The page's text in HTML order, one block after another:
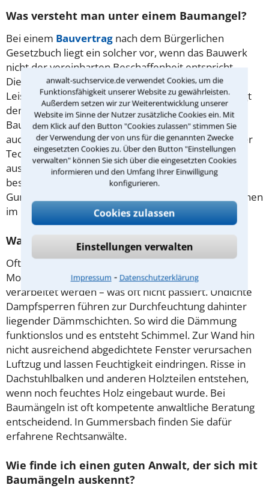
anwalt-suchservice.de verwendet Cookies, um die
Funktionsfähigkeit unserer Website zu gewährleisten.
Außerdem setzen wir zur Weiterentwicklung unserer
Website im Sinne der Nutzer zusätzliche Cookies ein. Mit
dem Klick auf den Button "Cookies zulassen" stimmen Sie
der Verwendung der von uns für die genannten Zwecke
eingesetzten Cookies zu. Über den Button "Einstellungen
verwalten" können Sie sich über die eingesetzten Cookies
informieren und den Umfang Ihrer Einwilligung
konfigurieren.
Cookies zulassen
Einstellungen verwalten
Impressum ⁃ Datenschutzerklärung
Was versteht man unter einem Baumangel?
Bei einem Bauvertrag nach dem Bürgerlichen
Gesetzbuch liegt ein solcher vor, wenn das Bauwerk
nicht der vereinbarten Beschaffenheit entspricht.
Diese wird üblicherweise durch eine genaue
Leistungsbeschreibung und Pläne festgehalten. Liegt
dem Vertrag die Vergabe-und Vertragsordnung für
Bauleistungen (VOB) zugrunde, besteht ein Mangel
auch in der Missachtung der anerkannten Regeln der
Technik. Damit ein Mangel Ansprüche des Bauherrn
auslöst, muss er bei Abnahme des Bauwerkes
bestanden haben. Ein erfahrener Rechtsanwalt in
Gummersbach kann Ihnen sagen, welche Rechte Ihnen
im Einzelfall zustehen.
Was sind die häufigsten Baumängel?
Oft finden sich Risse in Putz oder Mauerwerk.
Moderne Baustoffe müssen genau nach Vorgabe
verarbeitet werden – was oft nicht passiert. Undichte
Dampfsperren führen zur Durchfeuchtung dahinter
liegender Dämmschichten. So wird die Dämmung
funktionslos und es entsteht Schimmel. Zur Wand hin
nicht ausreichend abgedichtete Fenster verursachen
Luftzug und lassen Feuchtigkeit eindringen. Risse in
Dachstuhlbalken und anderen Holzteilen entstehen,
wenn noch feuchtes Holz eingebaut wurde. Bei
Baumängeln ist oft kompetente anwaltliche Beratung
entscheidend. In Gummersbach finden Sie dafür
erfahrene Rechtsanwälte.
Wie finde ich einen guten Anwalt, der sich mit
Baumängeln auskennt?